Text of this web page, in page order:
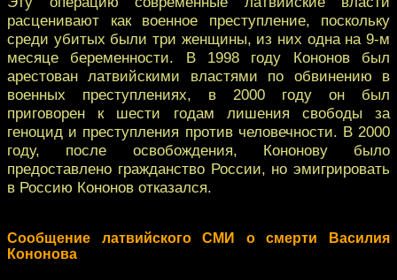
расценивают как военное преступление, поскольку
среди убитых были три женщины, из них одна на 9-м
месяце беременности. В 1998 году Кононов был
арестован латвийскими властями по обвинению в
военных преступлениях, в 2000 году он был
приговорен к шести годам лишения свободы за
геноцид и преступления против человечности. В 2000
году, после освобождения, Кононову было
предоставлено гражданство России, но эмигрировать
в Россию Кононов отказался.
Сообщение латвийскогоСМИ о смерти Василия
Кононова